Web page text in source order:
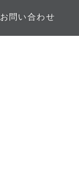
お問い合わせ